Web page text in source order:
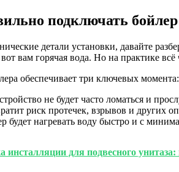
подключать бойлер
детали установки, давайте
вам горячая вода. Но на практике всё
обеспечивает три ключевых момента:
не будет часто ломаться и
риск протечек, взрывов и других
будет нагревать воду быстро и с
инсталляции для подвесного